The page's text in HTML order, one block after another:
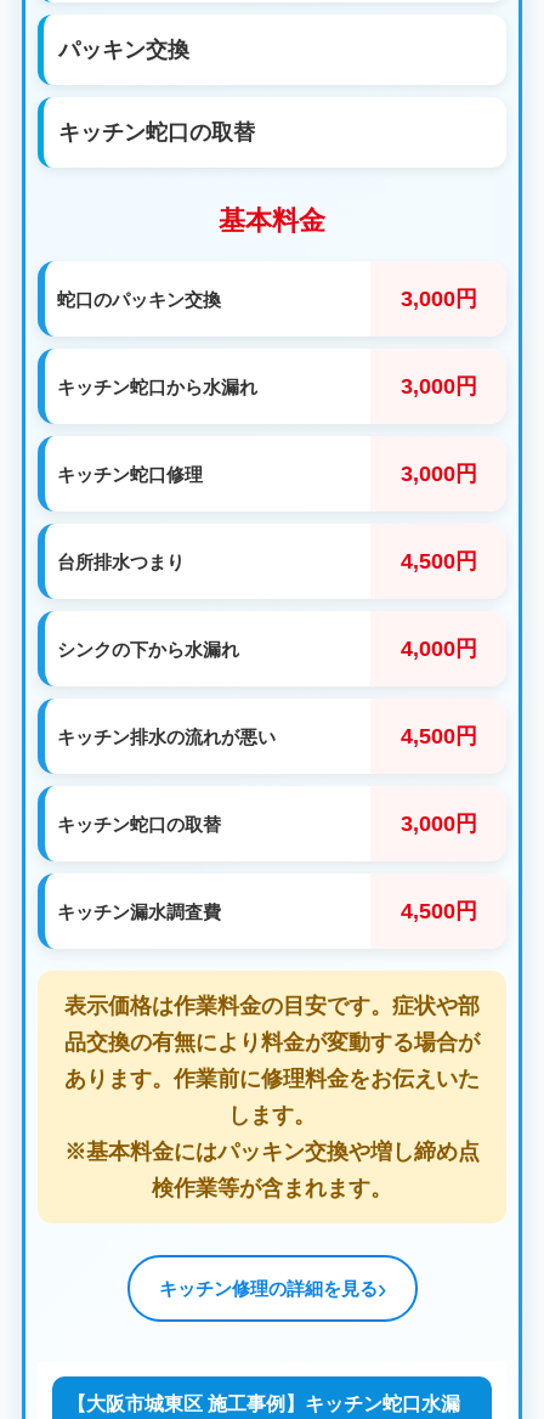
パッキン交換
キッチン蛇口の取替
基本料金
蛇口のパッキン交換 3,000円
キッチン蛇口から水漏れ 3,000円
キッチン蛇口修理 3,000円
台所排水つまり 4,500円
シンクの下から水漏れ 4,000円
キッチン排水の流れが悪い 4,500円
キッチン蛇口の取替 3,000円
キッチン漏水調査費 4,500円
表示価格は作業料金の目安です。症状や部
品交換の有無により料金が変動する場合が
あります。作業前に修理料金をお伝えいた
します。
※基本料金にはパッキン交換や増し締め点
検作業等が含まれます。
キッチン修理の詳細を見る
【大阪市城東区 施工事例】キッチン蛇口水漏